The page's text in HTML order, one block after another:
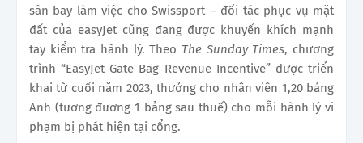
sân bay làm việc cho Swissport – đối tác phục vụ mặt
đất của easyJet cũng đang được khuyến khích mạnh
tay kiểm tra hành lý. Theo The Sunday Times, chương
trình “EasyJet Gate Bag Revenue Incentive” được triển
khai từ cuối năm 2023, thưởng cho nhân viên 1,20 bảng
Anh (tương đương 1 bảng sau thuế) cho mỗi hành lý vi
phạm bị phát hiện tại cổng.